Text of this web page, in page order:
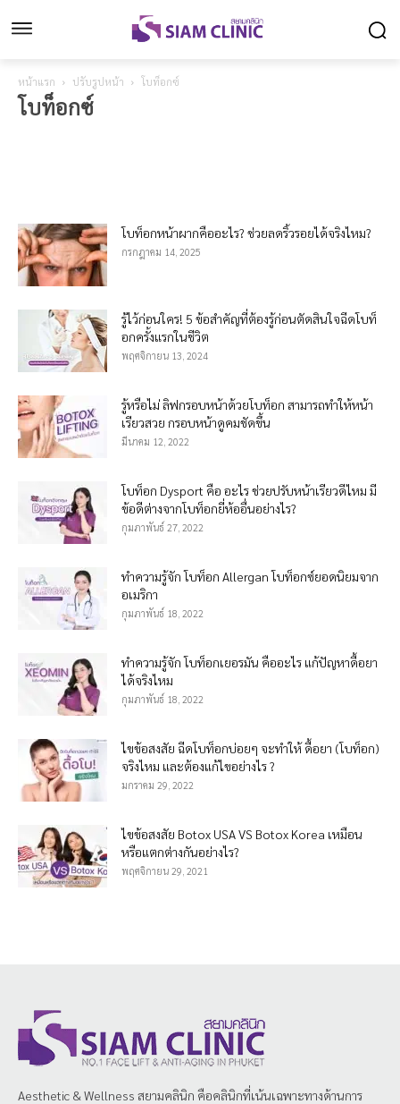
หน้าแรก ปรับรูปหน้า โบท็อกซ์
โบท็อกซ์
โบท็อกหน้าผากคืออะไร? ช่วยลดริ้วรอยได้จริงไหม?
กรกฎาคม 14, 2025
รู้ไว้ก่อนใคร! 5 ข้อสำคัญที่ต้องรู้ก่อนตัดสินใจฉีดโบท็
อกครั้งแรกในชีวิต
พฤศจิกายน 13, 2024
รู้หรือไม่ ลิฟกรอบหน้าด้วยโบท็อก สามารถทำให้หน้า
เรียวสวย กรอบหน้าดูคมชัดขึ้น
มีนาคม 12, 2022
โบท็อก Dysport คือ อะไร ช่วยปรับหน้าเรียวดีไหม มี
ข้อดีต่างจากโบท็อกยี่ห้ออื่นอย่างไร?
กุมภาพันธ์ 27, 2022
ทำความรู้จัก โบท็อก Allergan โบท็อกซ์ยอดนิยมจาก
อเมริกา
กุมภาพันธ์ 18, 2022
ทำความรู้จัก โบท็อกเยอรมัน คืออะไร แก้ปัญหาดื้อยา
ได้จริงไหม
กุมภาพันธ์ 18, 2022
ไขข้อสงสัย ฉีดโบท็อกบ่อยๆ จะทำให้ ดื้อยา (โบท็อก)
จริงไหม และต้องแก้ไขอย่างไร ?
มกราคม 29, 2022
ไขข้อสงสัย Botox USA VS Botox Korea เหมือน
หรือแตกต่างกันอย่างไร?
พฤศจิกายน 29, 2021
Aesthetic & Wellness สยามคลินิก คือคลินิกที่เน้นเฉพาะทางด้านการ